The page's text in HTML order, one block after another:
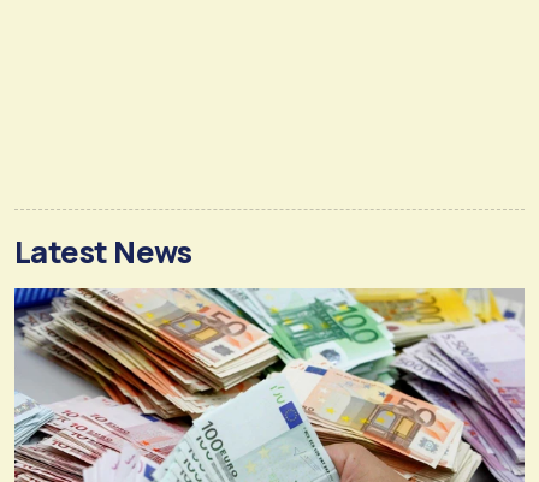
Latest News